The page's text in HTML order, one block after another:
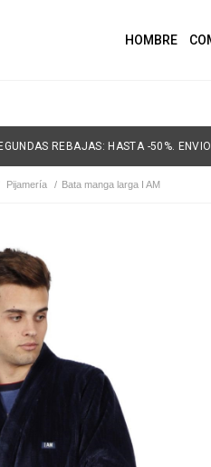
HOMBRE
REBAJAS: HASTA -50%.
Pijamería / Bata manga larga I AM